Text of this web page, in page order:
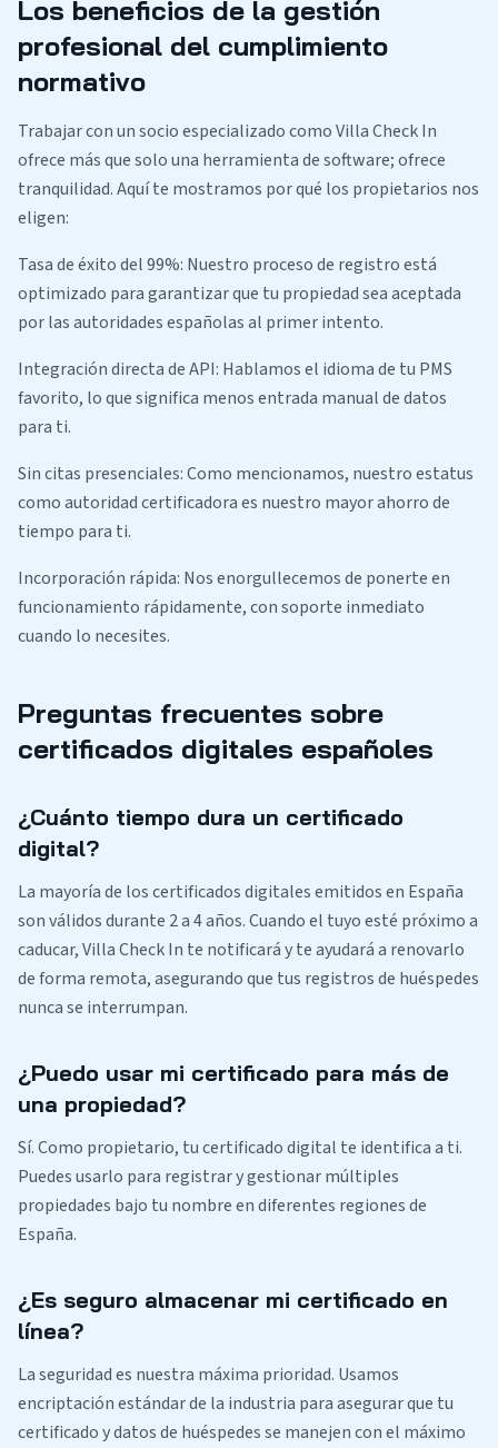
Los beneficios de la gestión
profesional del cumplimiento
normativo
Trabajar con un socio especializado como Villa Check In
ofrece más que solo una herramienta de software; ofrece
tranquilidad. Aquí te mostramos por qué los propietarios nos
eligen:
Tasa de éxito del 99%: Nuestro proceso de registro está
optimizado para garantizar que tu propiedad sea aceptada
por las autoridades españolas al primer intento.
Integración directa de API: Hablamos el idioma de tu PMS
favorito, lo que significa menos entrada manual de datos
para ti.
Sin citas presenciales: Como mencionamos, nuestro estatus
como autoridad certificadora es nuestro mayor ahorro de
tiempo para ti.
Incorporación rápida: Nos enorgullecemos de ponerte en
funcionamiento rápidamente, con soporte inmediato
cuando lo necesites.
Preguntas frecuentes sobre
certificados digitales españoles
¿Cuánto tiempo dura un certificado
digital?
La mayoría de los certificados digitales emitidos en España
son válidos durante 2 a 4 años. Cuando el tuyo esté próximo a
caducar, Villa Check In te notificará y te ayudará a renovarlo
de forma remota, asegurando que tus registros de huéspedes
nunca se interrumpan.
¿Puedo usar mi certificado para más de
una propiedad?
Sí. Como propietario, tu certificado digital te identifica a ti.
Puedes usarlo para registrar y gestionar múltiples
propiedades bajo tu nombre en diferentes regiones de
España.
¿Es seguro almacenar mi certificado en
línea?
La seguridad es nuestra máxima prioridad. Usamos
encriptación estándar de la industria para asegurar que tu
certificado y datos de huéspedes se manejen con el máximo